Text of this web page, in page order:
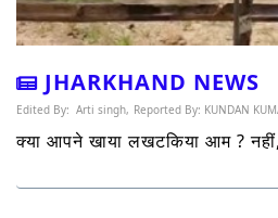
JHARKHAND NEWS
Edited By: Arti singh, Reported By: KUNDAN
क्या आपने खाया लखटकिया आम ?